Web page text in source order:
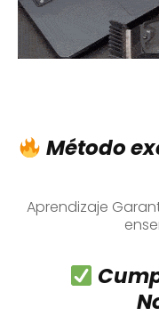
Método
Aprendizaje